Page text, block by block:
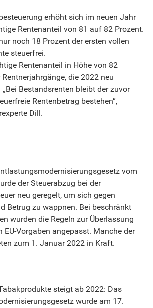
erhöht sich im neuen Jahr
Rentenanteil von 81 auf 82 Prozent.
noch 18 Prozent der ersten vollen
steuerfrei.
Rentenanteil in Höhe von 82
die 2022 neu
Bestandsrenten bleibt der zuvor
Rentenbetrag bestehen“,
Dill.
vom
der Steuerabzug bei der
neu geregelt, um sich gegen
Betrug zu wappnen. Bei beschränkt
wurden die Regeln zur Überlassung
EU-Vorgaben angepasst. Manche der
zum 1. Januar 2022 in Kraft.
steigt ab 2022: Das
wurde am 17.